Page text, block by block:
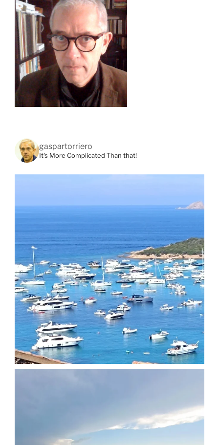
gaspartorriero
It's More Complicated Than that!